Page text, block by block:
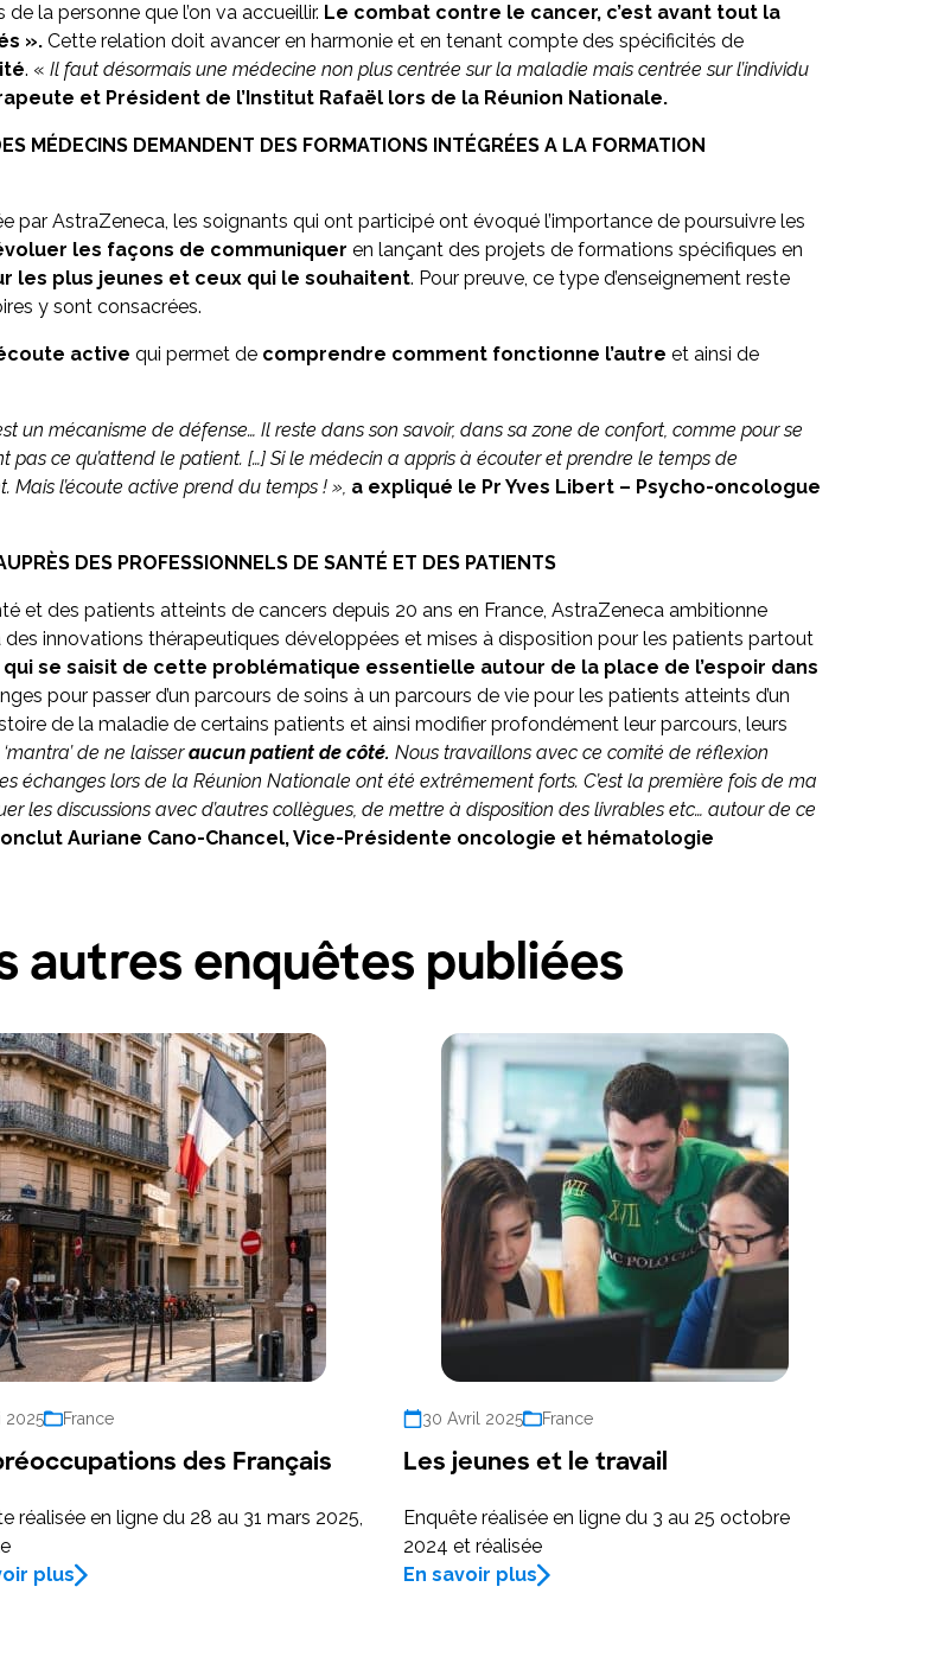
la personne que l’on va accueillir. Le combat contre le cancer, c’est avant tout la
». Cette relation doit avancer en harmonie et en tenant compte des spécificités de
. « Il faut désormais une médecine non plus centrée sur la maladie mais centrée sur l’individu
et Président de l’Institut Rafaël lors de la Réunion Nationale.
MÉDECINS DEMANDENT DES FORMATIONS INTÉGRÉES A LA FORMATION
par AstraZeneca, les soignants qui ont participé ont évoqué l’importance de poursuivre les
les façons de communiquer en lançant des projets de formations spécifiques en
les plus jeunes et ceux qui le souhaitent. Pour preuve, ce type d’enseignement reste
y sont consacrées.
active qui permet de comprendre comment fonctionne l’autre et ainsi de
un mécanisme de défense… Il reste dans son savoir, dans sa zone de confort, comme pour se
pas ce qu’attend le patient. […] Si le médecin a appris à écouter et prendre le temps de
Mais l’écoute active prend du temps ! », a expliqué le Pr Yves Libert – Psycho-oncologue
DES PROFESSIONNELS DE SANTÉ ET DES PATIENTS
et des patients atteints de cancers depuis 20 ans en France, AstraZeneca ambitionne
innovations thérapeutiques développées et mises à disposition pour les patients partout
se saisit de cette problématique essentielle autour de la place de l’espoir dans
pour passer d’un parcours de soins à un parcours de vie pour les patients atteints d’un
de la maladie de certains patients et ainsi modifier profondément leur parcours, leurs
de ne laisseraucun patient de côté. Nous travaillons avec ce comité de réflexion
échanges lors de la Réunion Nationale ont été extrêmement forts. C’est la première fois de ma
les discussions avec d’autres collègues, de mettre à disposition des livrables etc… autour de ce
Auriane Cano-Chancel, Vice-Présidente oncologie et hématologie
autres enquêtes publiées
2025 France
des Français
réalisée en ligne du 28 au 31 mars 2025,
plus
30 Avril 2025 France
Les jeunes et le travail
Enquête réalisée en ligne du 3 au 25 octobre
2024 et réalisée
En savoir plus